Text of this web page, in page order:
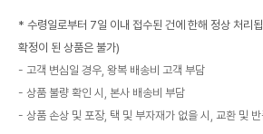
* 수령일로부터 7일 이내 접수된 건에 한해 정상 처리
확정이 된 상품은 불가)
고객 변심일 경우, 왕복 배송비 고객 부담
상품 불량 확인 시, 본사 배송비 부담
상품 손상 및 포장, 택 및 부자재가 없을 시, 교환 및